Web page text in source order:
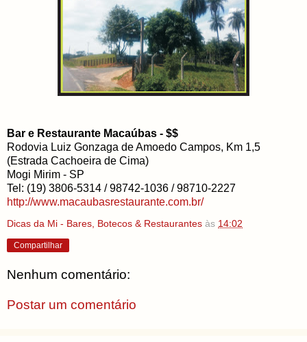
Bar e Restaurante Macaúbas - $$
Rodovia Luiz Gonzaga de Amoedo Campos, Km 1,5
(Estrada Cachoeira de Cima)
Mogi Mirim - SP
Tel: (19) 3806-5314 / 98742-1036 / 98710-2227
http://www.macaubasrestaurante.com.br/
Dicas da Mi - Bares, Botecos & Restaurantes às 14:02
Compartilhar
Nenhum comentário:
Postar um comentário